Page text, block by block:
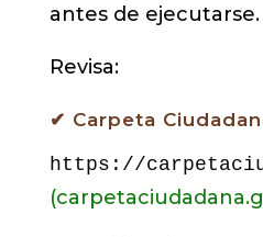
antes de ejecutarse.
Revisa:
✔ Carpeta
https://